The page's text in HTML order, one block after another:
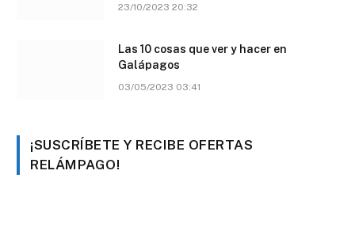
23/10/2023 20:32
Las 10 cosas que ver y hacer en
Galápagos
03/05/2023 03:41
¡SUSCRÍBETE Y RECIBE OFERTAS
RELÁMPAGO!